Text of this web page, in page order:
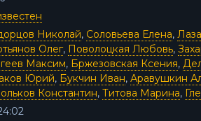
Николай, Соловьева Елена,
Олег, Поволоцкая Любовь,
Максим, Бржезовская Ксения,
Юрий, Букчин Иван, Аравушкин
Константин, Титова Марина,